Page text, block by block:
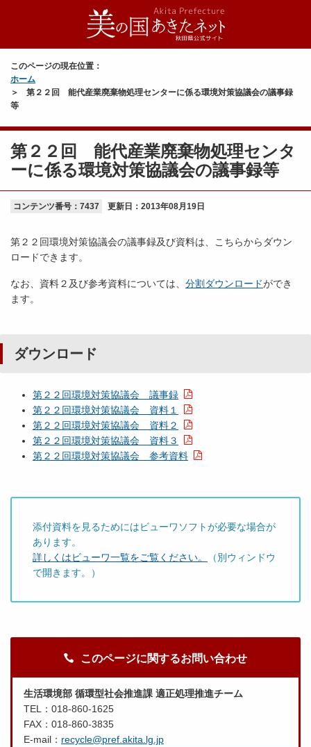
このページの現在位置：
ホーム
第２２回 能代産業廃棄物処理センターに係る環境対策協議会の議事録
等
第２２回 能代産業廃棄物処理センタ
ーに係る環境対策協議会の議事録等
コンテンツ番号：7437 更新日： 2013年08月19日
第２２回環境対策協議会の議事録及び資料は、こちらからダウン
ロードできます。
なお、資料２及び参考資料については、 分割ダウンロードができ
ます。
ダウンロード
第２２回環境対策協議会 議事録
第２２回環境対策協議会 資料１
第２２回環境対策協議会 資料２
第２２回環境対策協議会 資料３
第２２回環境対策協議会 参考資料
添付資料を見るためにはビューワソフトが必要な場合が
あります。
詳しくはビューワ一覧をご覧ください。
（別ウィンドウ
で開きます。）
このページに関するお問い合わせ
生活環境部 循環型社会推進課 適正処理推進チーム
TEL：018-860-1625
FAX：018-860-3835
E-mail： recycle@pref.akita.lg.jp